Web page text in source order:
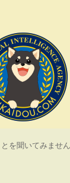
を聞いてみませ